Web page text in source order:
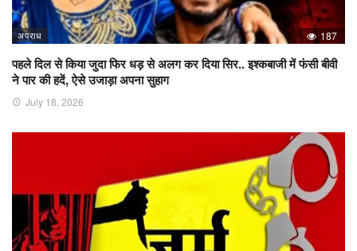
अपराध 187
पहले दिल से किया जुदा फिर धड़ से अलग कर दिया सिर.. इश्कबाजी में फंसी बीवी
ने पार की हदें, ऐसे उजाड़ा अपना सुहाग
July 18, 2026